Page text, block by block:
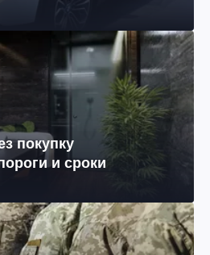
покупку
и сроки